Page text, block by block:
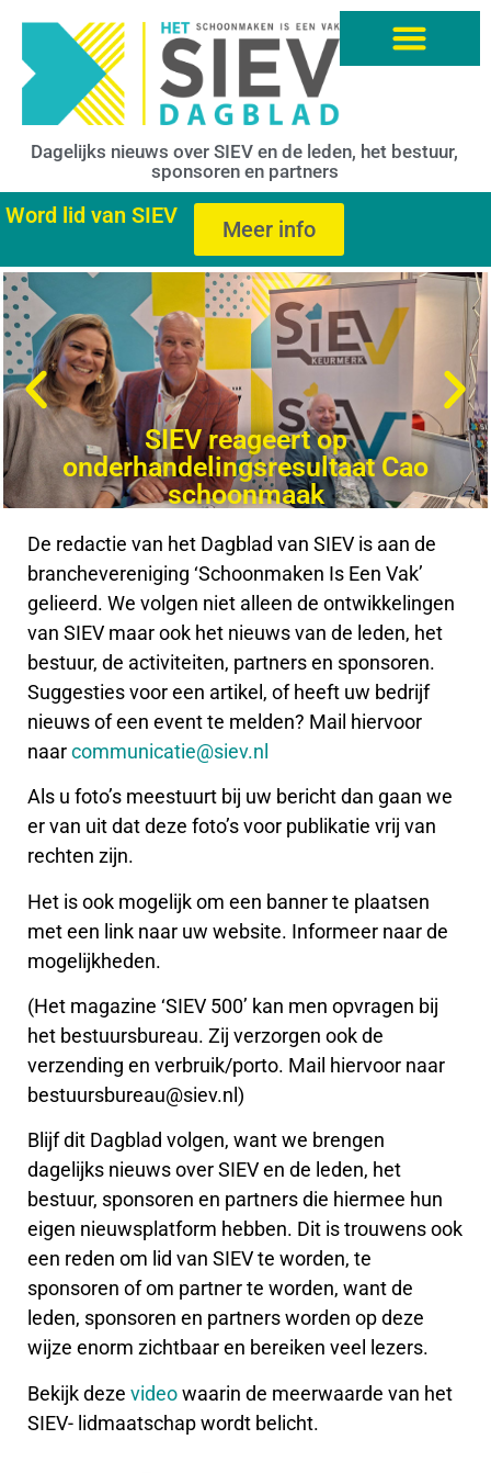
Dagelijks nieuws over SIEV en de leden, het bestuur,
sponsoren en partners
Word lid van SIEV
Meer info
SIEV reageert op
onderhandelingsresultaat Cao
schoonmaak
De redactie van het Dagblad van SIEV is aan de
branchevereniging ‘Schoonmaken Is Een Vak’
gelieerd. We volgen niet alleen de ontwikkelingen
van SIEV maar ook het nieuws van de leden, het
bestuur, de activiteiten, partners en sponsoren.
Suggesties voor een artikel, of heeft uw bedrijf
nieuws of een event te melden? Mail hiervoor
naarcommunicatie@siev.nl
Als u foto’s meestuurt bij uw bericht dan gaan we
er van uit dat deze foto’s voor publikatie vrij van
rechten zijn.
Het is ook mogelijk om een banner te plaatsen
met een link naar uw website. Informeer naar de
mogelijkheden.
(Het magazine ‘SIEV 500’ kan men opvragen bij
het bestuursbureau. Zij verzorgen ook de
verzending en verbruik/porto. Mail hiervoor naar
bestuursbureau@siev.nl)
Blijf dit Dagblad volgen, want we brengen
dagelijks nieuws over SIEV en de leden, het
bestuur, sponsoren en partners die hiermee hun
eigen nieuwsplatform hebben. Dit is trouwens ook
een reden om lid van SIEV te worden, te
sponsoren of om partner te worden, want de
leden, sponsoren en partners worden op deze
wijze enorm zichtbaar en bereiken veel lezers.
Bekijk deze videowaarin de meerwaarde van het
SIEV- lidmaatschap wordt belicht.